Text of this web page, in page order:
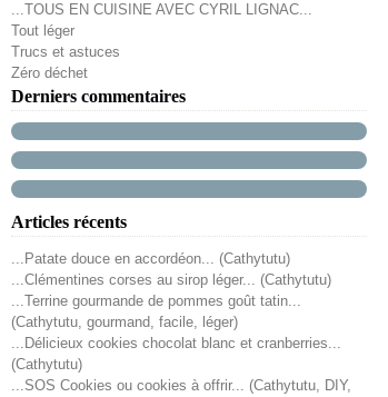
...TOUS EN CUISINE AVEC CYRIL LIGNAC...
Tout léger
Trucs et astuces
Zéro déchet
Derniers commentaires
Articles récents
...Patate douce en accordéon... (Cathytutu)
...Clémentines corses au sirop léger... (Cathytutu)
...Terrine gourmande de pommes goût tatin...
(Cathytutu, gourmand, facile, léger)
...Délicieux cookies chocolat blanc et cranberries...
(Cathytutu)
...SOS Cookies ou cookies à offrir... (Cathytutu, DIY,